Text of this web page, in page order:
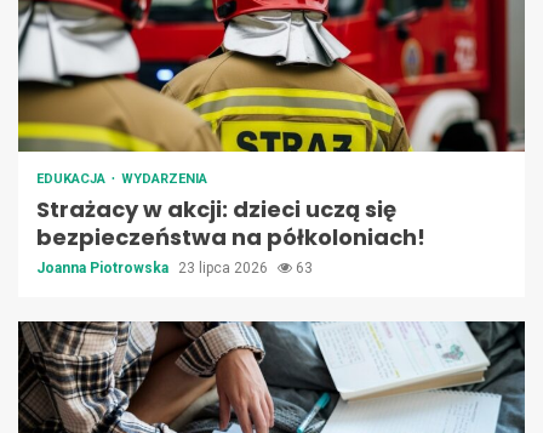
EDUKACJA WYDARZENIA
Strażacy w akcji: dzieci uczą się
bezpieczeństwa na półkoloniach!
Joanna Piotrowska 23 lipca 2026 63